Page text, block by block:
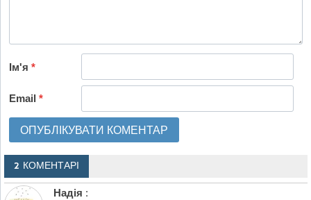
Ім'я*
Email*
2 КОМЕНТАРІ
Надія :